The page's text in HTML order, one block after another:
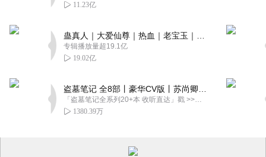
11.23亿
专辑播放量超19.1亿
19.02亿
「盗墓笔记全系列20+本 收听直达」戳 >>改编自南派三叔同名作品，腾讯音乐娱乐集团出品，冠声文化制作，...
1380.39万